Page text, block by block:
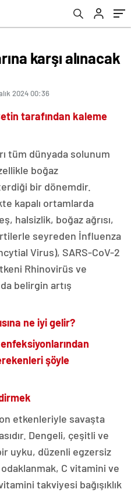
karşı alınacak
2024 00:36
tarafından kaleme
tüm dünyada solunum
boğaz
bir dönemdir.
kapalı ortamlarda
halsizlik, boğaz ağrısı,
seyreden İnfluenza
Virus), SARS-CoV-2
Rhinovirüs ve
belirgin artış
ne iyi gelir?
şöyle
etkenleriyle savaşta
Dengeli, çeşitli ve
uyku, düzenli egzersiz
C vitamini ve
takviyesi bağışıklık